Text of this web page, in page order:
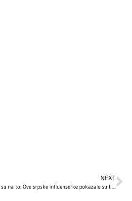
NEXT
Prkose trendovima i ponosne su na to: Ove srpske influenserke pokazale su lice bez trunke šminke, filtera i fotošopa